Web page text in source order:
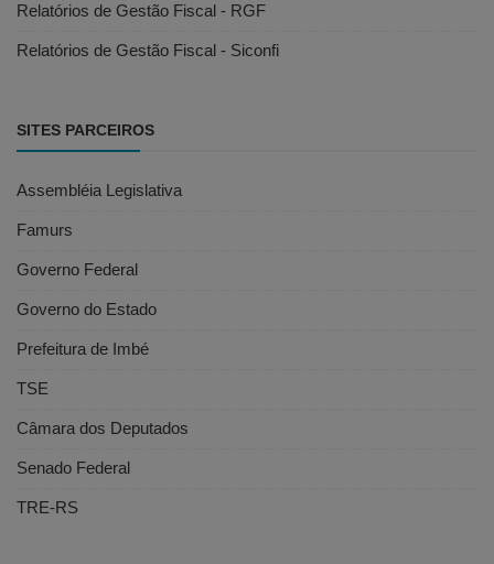
Relatórios de Gestão Fiscal - RGF
Relatórios de Gestão Fiscal - Siconfi
SITES PARCEIROS
Assembléia Legislativa
Famurs
Governo Federal
Governo do Estado
Prefeitura de Imbé
TSE
Câmara dos Deputados
Senado Federal
TRE-RS